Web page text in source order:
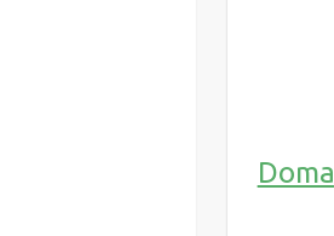
Doma